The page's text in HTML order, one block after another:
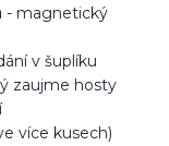
- magnetický
v šuplíku
zaujme hosty
více kusech)